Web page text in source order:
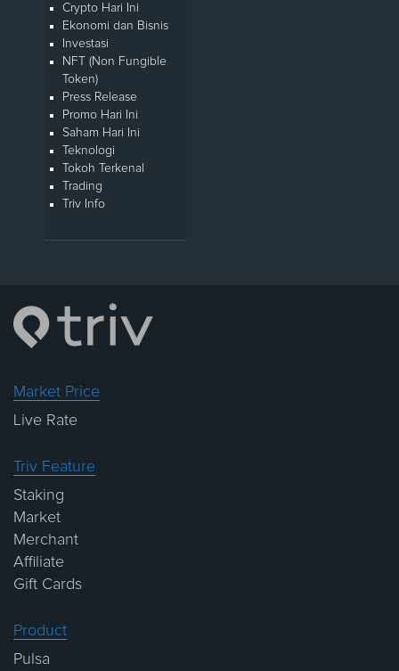
Crypto Hari Ini
Ekonomi dan Bisnis
Investasi
NFT (Non Fungible
Token)
Press Release
Promo Hari Ini
Saham Hari Ini
Teknologi
Tokoh Terkenal
Trading
Triv Info
Market Price
Live Rate
Triv Feature
Staking
Market
Merchant
Affiliate
Gift Cards
Product
Pulsa